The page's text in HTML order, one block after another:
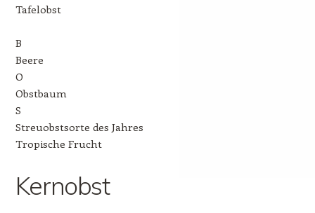
Tafelobst
B
Beere
O
Obstbaum
S
Streuobstsorte des Jahres
Tropische Frucht
Kernobst